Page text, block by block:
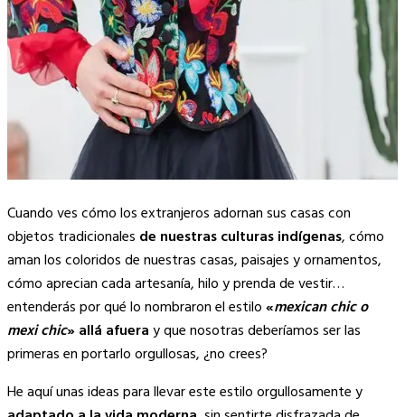
Cuando ves cómo los extranjeros adornan sus casas con
objetos tradicionales de nuestras culturas indígenas, cómo
aman los coloridos de nuestras casas, paisajes y ornamentos,
cómo aprecian cada artesanía, hilo y prenda de vestir…
entenderás por qué lo nombraron el estilo«mexican chic o
mexi chic» allá afueray que nosotras deberíamos ser las
primeras en portarlo orgullosas, ¿no crees?
He aquí unas ideas para llevar este estilo orgullosamente y